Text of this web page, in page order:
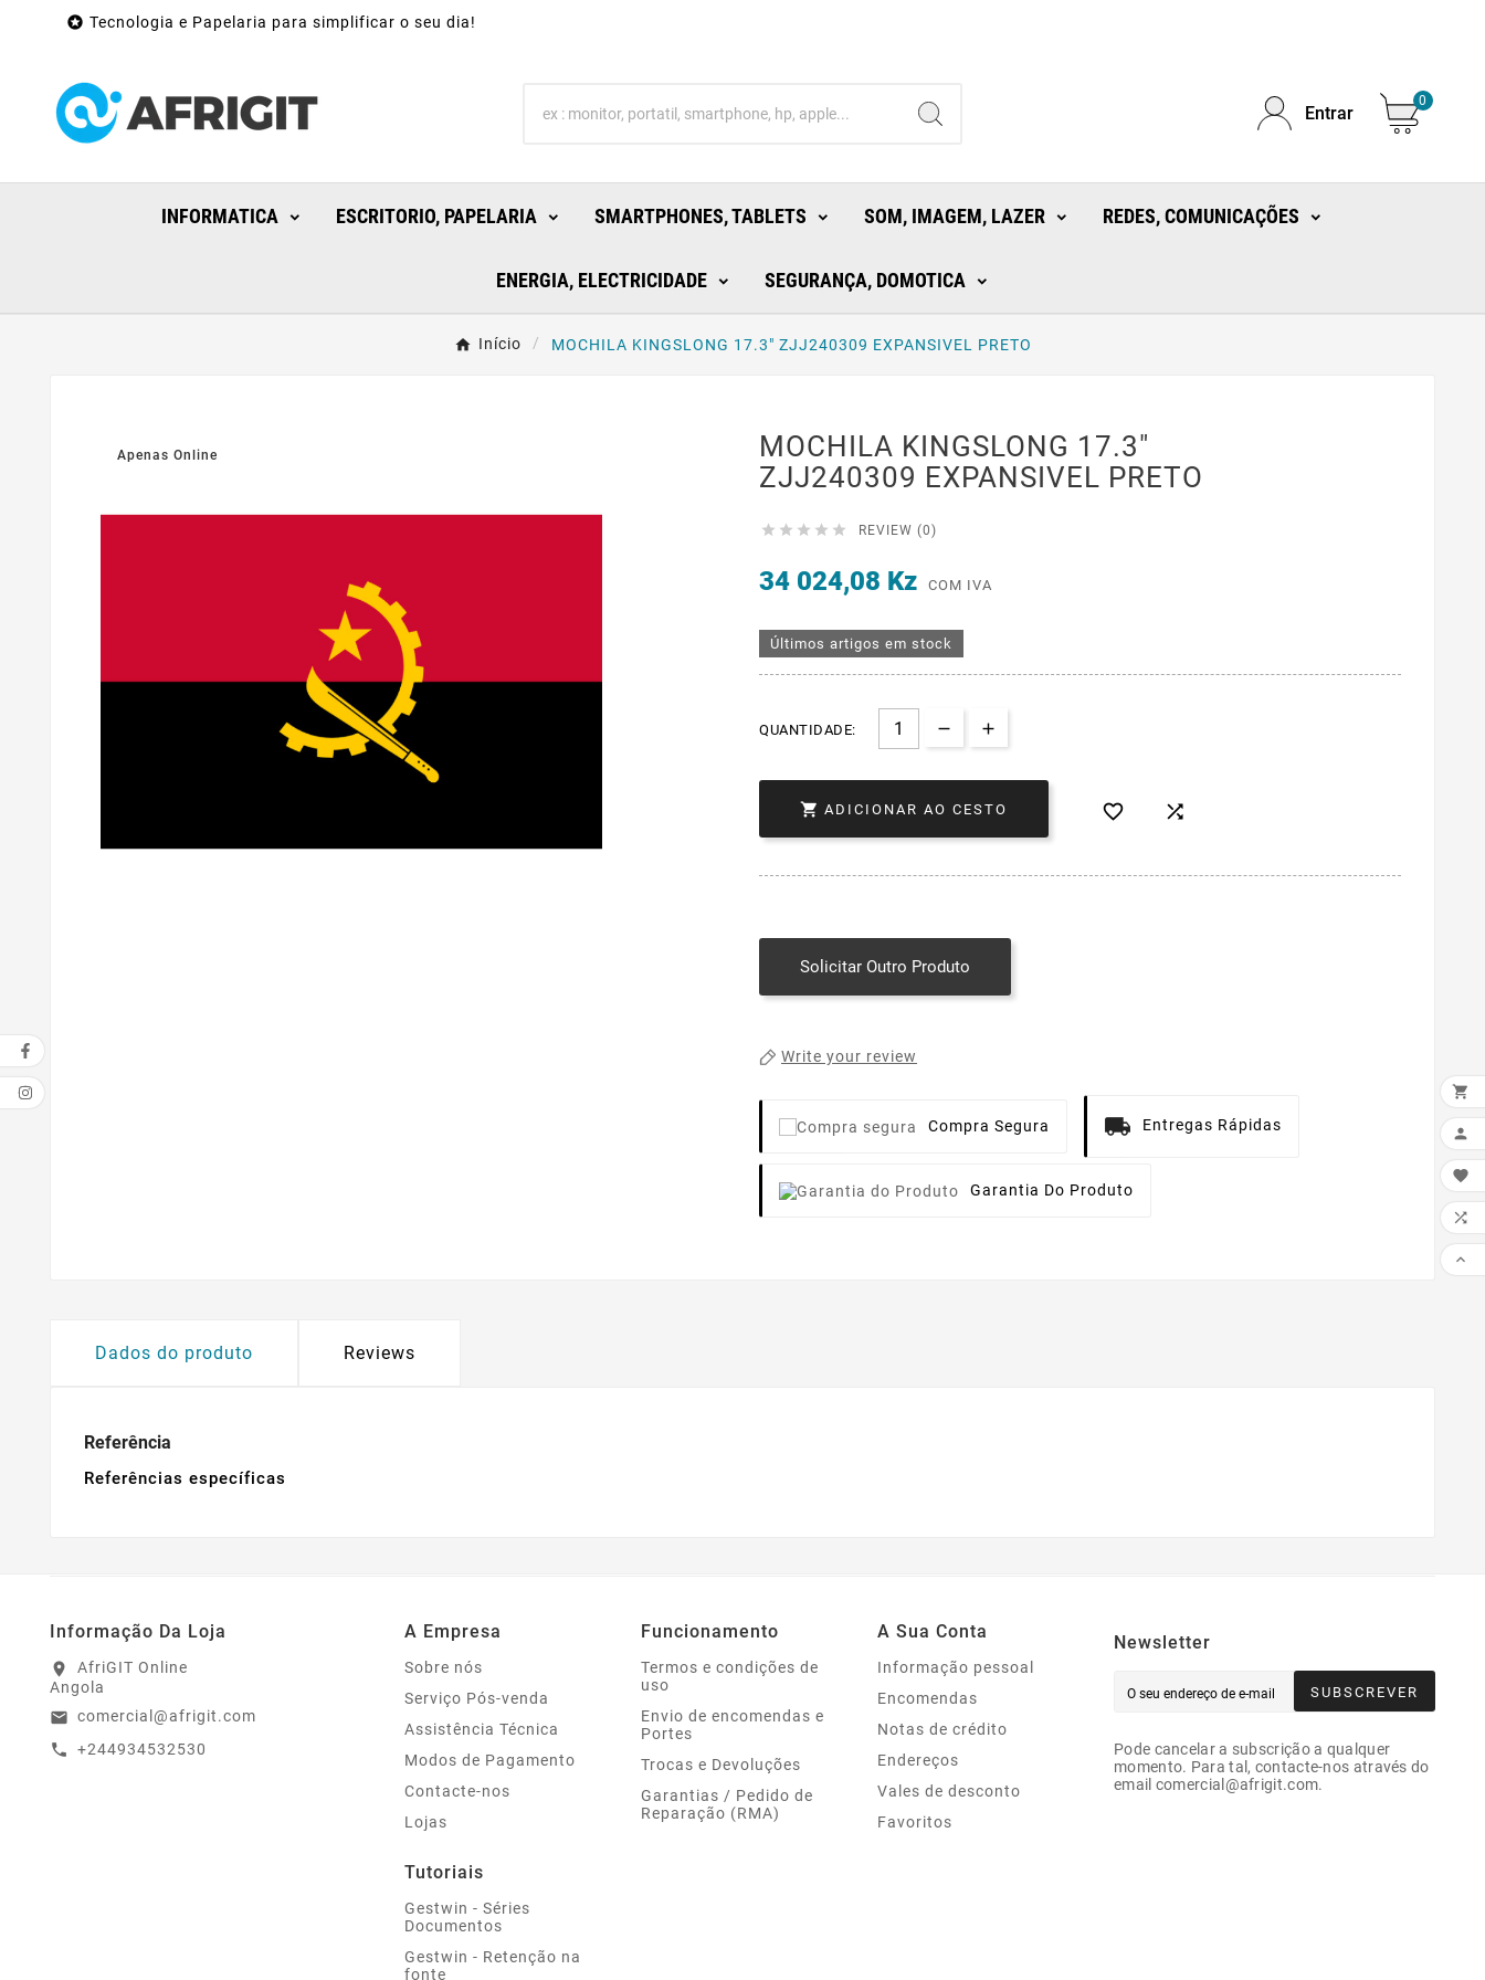
 Tecnologia e Papelaria para simplificar o seu dia!
Entrar
0
INFORMATICA ESCRITORIO, PAPELARIA SMARTPHONES, TABLETS SOM, IMAGEM, LAZER REDES, COMUNICAÇÕES
ENERGIA, ELECTRICIDADE SEGURANÇA, DOMOTICA
Início MOCHILA KINGSLONG 17.3" ZJJ240309 EXPANSIVEL PRETO
Apenas Online
MOCHILA KINGSLONG 17.3"
ZJJ240309 EXPANSIVEL PRETO
     REVIEW (0)
34 024,08 Kz COM IVA
Últimos artigos em stock
QUANTIDADE:
 ADICIONAR AO CESTO  
Solicitar Outro Produto
Write your review
Compra Segura Entregas Rápidas
Garantia Do Produto
Dados do produto Reviews
Referência
Referências específicas
Informação Da Loja
location_on
AfriGIT Online
Angola
email comercial@afrigit.com
call +244934532530
A Empresa
Sobre nós
Serviço Pós-venda
Assistência Técnica
Modos de Pagamento
Contacte-nos
Lojas
Tutoriais
Gestwin - Séries
Documentos
Gestwin - Retenção na
fonte
Funcionamento
Termos e condições de
uso
Envio de encomendas e
Portes
Trocas e Devoluções
Garantias / Pedido de
Reparação (RMA)
A Sua Conta
Informação pessoal
Encomendas
Notas de crédito
Endereços
Vales de desconto
Favoritos
Newsletter
SUBSCREVER
Pode cancelar a subscrição a qualquer
momento. Para tal, contacte-nos através do
email comercial@afrigit.com.




